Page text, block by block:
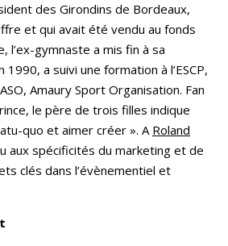
des Girondins de Bordeaux,
et qui avait été vendu au fonds
l’ex-gymnaste a mis fin à sa
a suivi une formation à l’ESCP,
Amaury Sport Organisation. Fan
le père de trois filles indique
quo et aimer créer ». A Roland
aux spécificités du marketing et de
clés dans l’évènementiel et